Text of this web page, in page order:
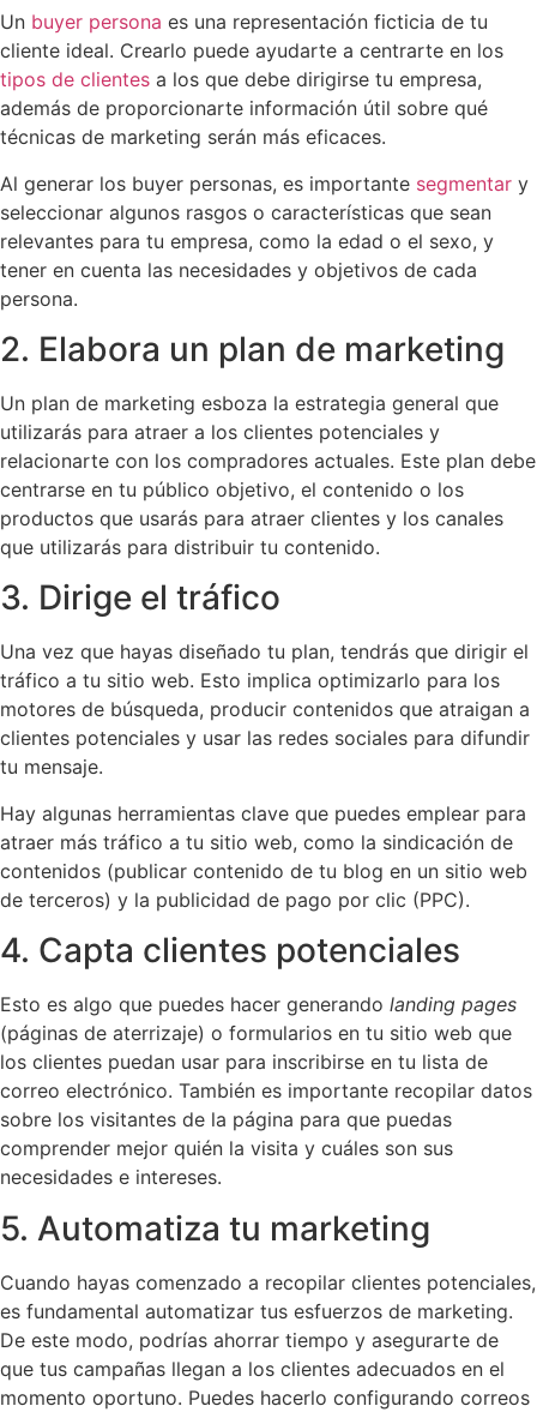
Un buyer persona es una representación ficticia de tu
cliente ideal. Crearlo puede ayudarte a centrarte en los
tipos de clientes a los que debe dirigirse tu empresa,
además de proporcionarte información útil sobre qué
técnicas de marketing serán más eficaces.
Al generar los buyer personas, es importante segmentar y
seleccionar algunos rasgos o características que sean
relevantes para tu empresa, como la edad o el sexo, y
tener en cuenta las necesidades y objetivos de cada
persona.
2. Elabora un plan de marketing
Un plan de marketing esboza la estrategia general que
utilizarás para atraer a los clientes potenciales y
relacionarte con los compradores actuales. Este plan debe
centrarse en tu público objetivo, el contenido o los
productos que usarás para atraer clientes y los canales
que utilizarás para distribuir tu contenido.
3. Dirige el tráfico
Una vez que hayas diseñado tu plan, tendrás que dirigir el
tráfico a tu sitio web. Esto implica optimizarlo para los
motores de búsqueda, producir contenidos que atraigan a
clientes potenciales y usar las redes sociales para difundir
tu mensaje.
Hay algunas herramientas clave que puedes emplear para
atraer más tráfico a tu sitio web, como la sindicación de
contenidos (publicar contenido de tu blog en un sitio web
de terceros) y la publicidad de pago por clic (PPC).
4. Capta clientes potenciales
Esto es algo que puedes hacer generando landing pages
(páginas de aterrizaje) o formularios en tu sitio web que
los clientes puedan usar para inscribirse en tu lista de
correo electrónico. También es importante recopilar datos
sobre los visitantes de la página para que puedas
comprender mejor quién la visita y cuáles son sus
necesidades e intereses.
5. Automatiza tu marketing
Cuando hayas comenzado a recopilar clientes potenciales,
es fundamental automatizar tus esfuerzos de marketing.
De este modo, podrías ahorrar tiempo y asegurarte de
que tus campañas llegan a los clientes adecuados en el
momento oportuno. Puedes hacerlo configurando correos